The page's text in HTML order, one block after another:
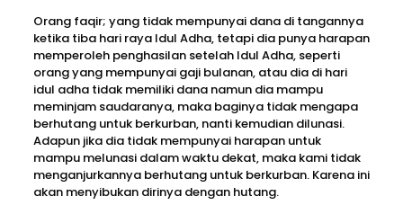
Orang faqir; yang tidak mempunyai dana di tangannya
ketika tiba hari raya Idul Adha, tetapi dia punya harapan
memperoleh penghasilan setelah Idul Adha, seperti
orang yang mempunyai gaji bulanan, atau dia di hari
idul adha tidak memiliki dana namun dia mampu
meminjam saudaranya, maka baginya tidak mengapa
berhutang untuk berkurban, nanti kemudian dilunasi.
Adapun jika dia tidak mempunyai harapan untuk
mampu melunasi dalam waktu dekat, maka kami tidak
menganjurkannya berhutang untuk berkurban. Karena ini
akan menyibukan dirinya dengan hutang.